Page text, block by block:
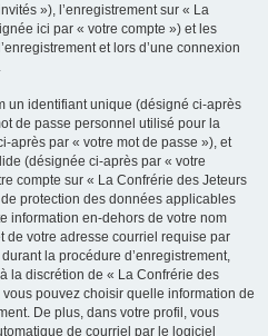
»), l’enregistrement sur « La
ici par « votre compte ») et les
et lors d’une connexion
un identifiant unique (désigné ci-après
de passe personnel utilisé pour la
après par « votre mot de passe »), et
(désignée ci-après par « votre
compte sur « La Confrérie des Jeteurs
protection des données applicables
information en-dehors de votre nom
de votre adresse courriel requise par
la procédure d’enregistrement,
la discrétion de « La Confrérie des
pouvez choisir quelle information de
De plus, dans votre profil, vous
de courriel par le logiciel